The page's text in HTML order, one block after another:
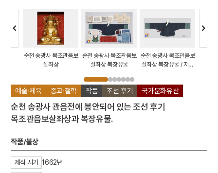
예술·체육 종교·철학 작품 조선 후기 국가문화유산
순천 송광사 관음전에 봉안되어 있는 조선 후기
목조관음보살좌상과 복장유물.
작품/불상
제작 시기 1662년
순천 송광사 목조관음보
살좌상
순천 송광사 목조관음보
살좌상 복장유물
순천 송광사 목조관음보
살좌상 복장유물 / 저고